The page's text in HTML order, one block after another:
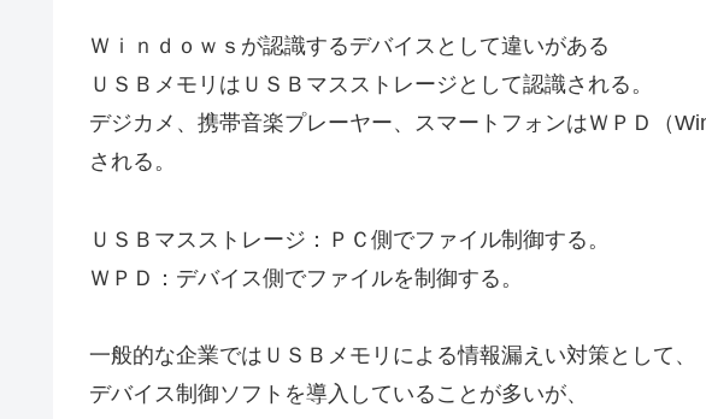
Ｗｉｎｄｏｗｓが認識するデバイスとして違いがある
ＵＳＢメモリはＵＳＢマスストレージとして認識される。
デジカメ、携帯音楽プレーヤー、スマートフォンはＷＰＤ（
される。
ＵＳＢマスストレージ：ＰＣ側でファイル制御する。
ＷＰＤ：デバイス側でファイルを制御する。
一般的な企業ではＵＳＢメモリによる情報漏えい対策として、
デバイス制御ソフトを導入していることが多いが、